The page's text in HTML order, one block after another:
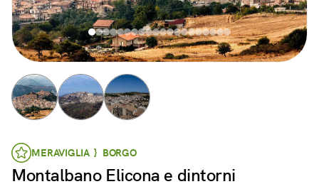
MERAVIGLIA } BORGO
Montalbano Elicona e dintorni